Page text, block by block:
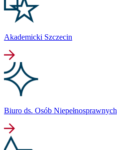
Akademicki Szczecin
Biuro ds. Osób Niepełnosprawnych